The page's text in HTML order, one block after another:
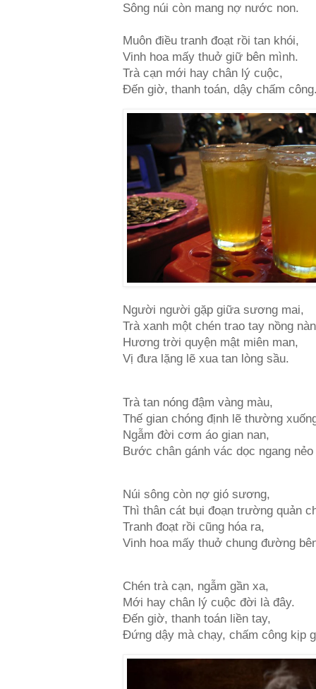
Sông núi còn mang nợ nước non.
Muôn điều tranh đoạt rồi tan khói,
Vinh hoa mấy thuở giữ bên mình.
Trà cạn mới hay chân lý cuộc,
Đến giờ, thanh toán, dậy chấm
Người người gặp giữa sương mai,
Trà xanh một chén trao tay nồng
Hương trời quyện mật miên man,
Vị đưa lặng lẽ xua tan lòng sầu.
Trà tan nóng đậm vàng màu,
Thế gian chóng định lẽ thường
Ngẫm đời cơm áo gian nan,
Bước chân gánh vác dọc ngang
Núi sông còn nợ gió sương,
Thì thân cát bụi đoạn trường quản
Tranh đoạt rồi cũng hóa ra,
Vinh hoa mấy thuở chung đường
Chén trà cạn, ngẫm gần xa,
Mới hay chân lý cuộc đời là đây.
Đến giờ, thanh toán liền tay,
Đứng dậy mà chạy, chấm công kịp